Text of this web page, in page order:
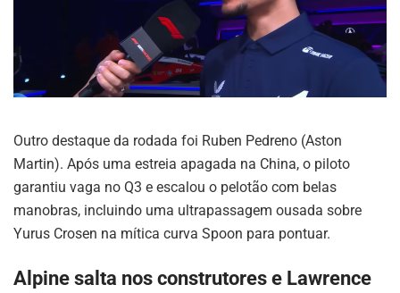
Outro destaque da rodada foi Ruben Pedreno (Aston
Martin). Após uma estreia apagada na China, o piloto
garantiu vaga no Q3 e escalou o pelotão com belas
manobras, incluindo uma ultrapassagem ousada sobre
Yurus Crosen na mítica curva Spoon para pontuar.
Alpine salta nos construtores e Lawrence